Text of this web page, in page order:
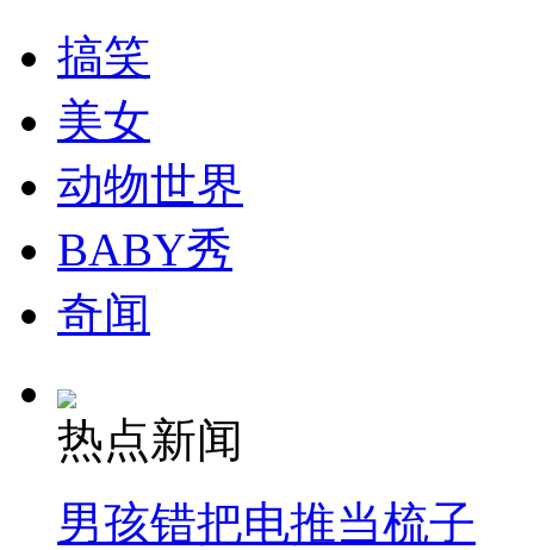
走！跟着总书记去植树
消防员救轻生者
搞笑
美女
动物世界
BABY秀
奇闻
热点新闻
男孩错把电推当梳子